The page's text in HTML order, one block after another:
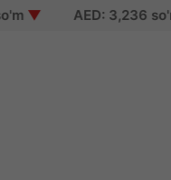
AED: 3,236 so'm▼